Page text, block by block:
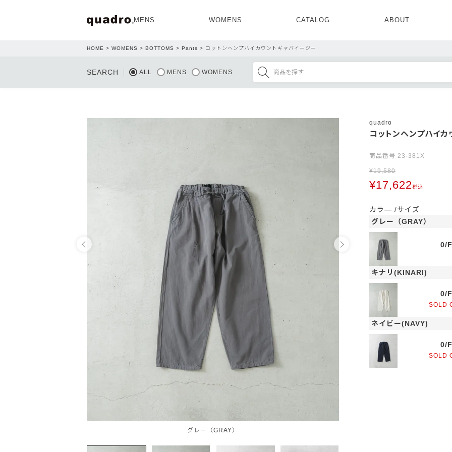
MENS
MENS ALL
TOPS OUTER
WOMENS
WOMENS ALL
TOPS OUTER
CATALOG ABOUT
CONCEPT NEWS
HOME WOMENS BOTTOMS Pants コットンヘンプハイカウントギャバイージー
SEARCH ALL MENS WOMENS
グレー（GRAY）
quadro
コットンヘンプハイカ
商品番号 23-381X
¥19,580
¥17,622税込
カラ―
サイズ
グレー（GRAY）
0/F
キナリ(KINARI)
0/F
SOLD
ネイビー(NAVY)
0/F
SOLD